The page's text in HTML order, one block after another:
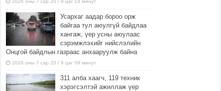
Усархаг аадар бороо орж
байгаа тул аюулгүй байдлаа
хангаж, үер усны аюулаас
сэрэмжлэхийг нийслэлийн
Онцгой байдлын газраас анхааруулж байна
2026 оны 7 сар 20 / 9 цаг 09 минут
311 алба хаагч, 119 техник
хэрэгсэлтэй ажиллаж үер